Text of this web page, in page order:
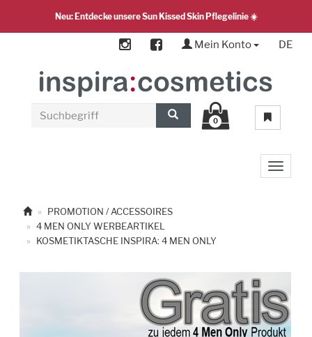
Neu: Entdecke unsere Sun Kissed Skin Pflegelinie ☀️
Mein Konto DE
0
Toggle
PROMOTION / ACCESSOIRES
4 MEN ONLY WERBEARTIKEL
KOSMETIKTASCHE INSPIRA: 4 MEN ONLY